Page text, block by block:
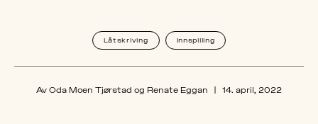
Låtskriving Innspilling
Av Oda Moen Tjørstad og Renate Eggan 14. april, 2022